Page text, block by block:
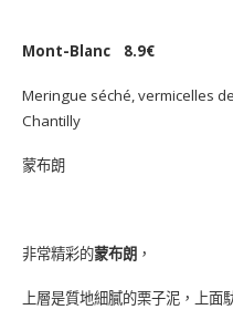
Mont-Blanc 8.9€
Meringue séché, vermicelles
Chantilly
蒙布朗
非常精彩的蒙布朗 ，
上層是質地細膩的栗子泥，上面